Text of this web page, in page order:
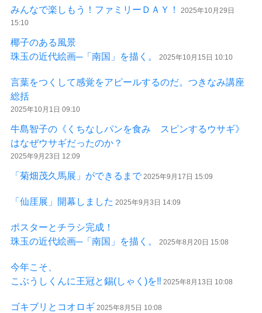
みんなで楽しもう！ファミリーＤＡＹ！
2025年10月29日
15:10
椰子のある風景
珠玉の近代絵画─「南国」を描く。
2025年10月15日 10:10
言葉をつくして感覚をアピールするのだ。つきなみ講座
総括
2025年10月1日 09:10
牛島智子の《くちなしパンを食み スピンするウサギ》
はなぜウサギだったのか？
2025年9月23日 12:09
「菊畑茂久馬展」ができるまで2025年9月17日 15:09
「仙厓展」開幕しました 2025年9月3日 14:09
ポスターとチラシ完成！
珠玉の近代絵画─「南国」を描く。
2025年8月20日 15:08
今年こそ、
こぶうしくんに王冠と錫(しゃく)を‼ 2025年8月13日 10:08
ゴキブリとコオロギ 2025年8月5日 10:08